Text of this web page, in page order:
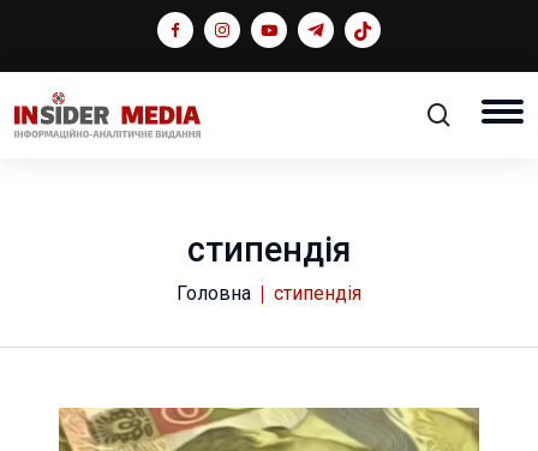
стипендія
Головна стипендія